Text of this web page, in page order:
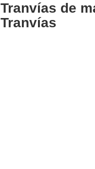
Tranvías de
Tranvías